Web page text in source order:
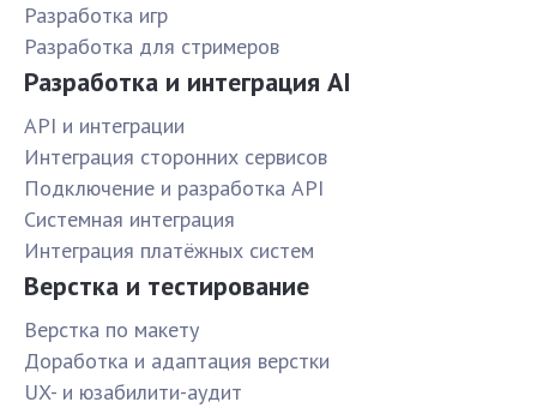
Разработка игр
Разработка для стримеров
Разработка и интеграция AI
API и интеграции
Интеграция сторонних сервисов
Подключение и разработка API
Системная интеграция
Интеграция платёжных систем
Верстка и тестирование
Верстка по макету
Доработка и адаптация верстки
UX- и юзабилити-аудит